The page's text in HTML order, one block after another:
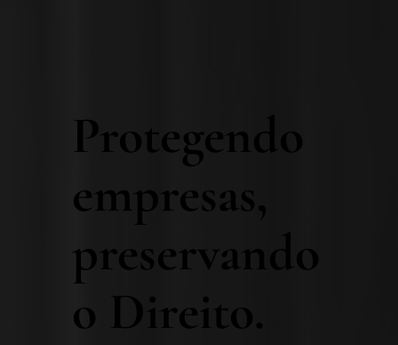
Protegendo
empresas,
preservando
o Direito.